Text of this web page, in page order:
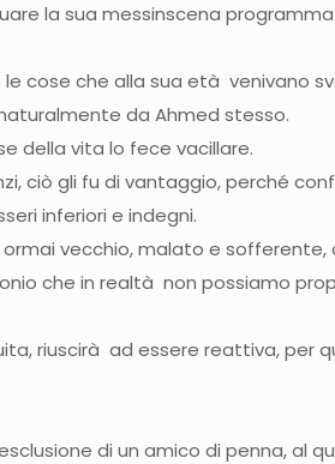
la sua messinscena
cose che alla sua età venivano
da Ahmed stesso.
della vita lo fece vacillare.
ciò gli fu di vantaggio, perché
inferiori e indegni.
vecchio, malato e sofferente,
che in realtà non possiamo
riuscirà ad essere reattiva, per
di un amico di penna, al